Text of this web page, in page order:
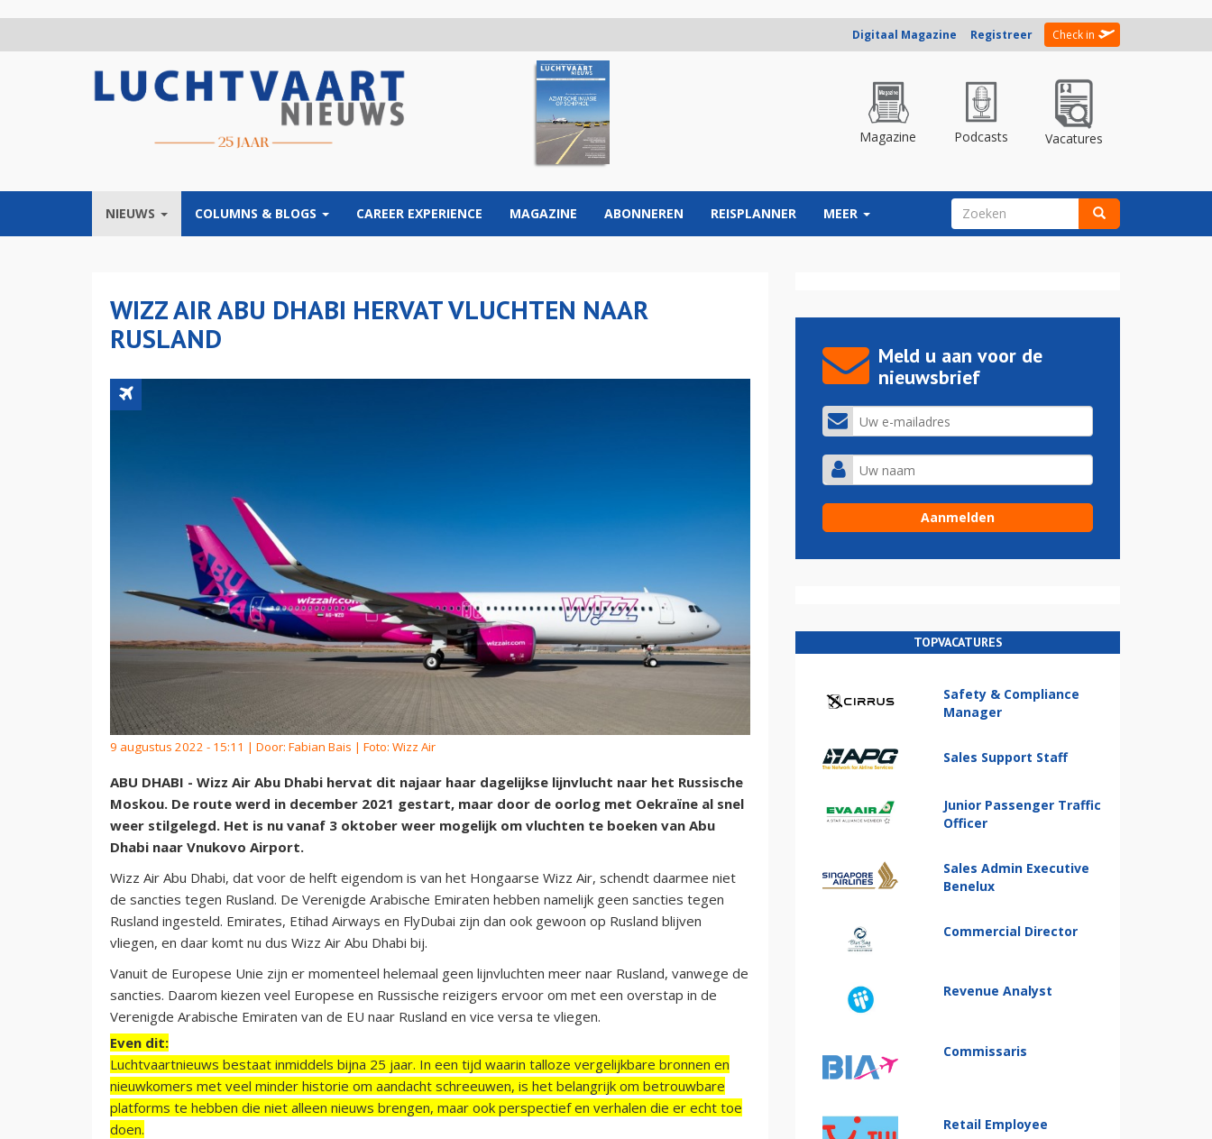
Digitaal Magazine Registreer Check in
Magazine Podcasts Vacatures
NIEUWS COLUMNS & BLOGS CAREER EXPERIENCE MAGAZINE ABONNEREN REISPLANNER MEER ZOEKVELD
WIZZ AIR ABU DHABI HERVAT VLUCHTEN NAAR
RUSLAND
9 augustus 2022 - 15:11 | Door: Fabian Bais | Foto: Wizz Air
ABU DHABI - Wizz Air Abu Dhabi hervat dit najaar haar dagelijkse lijnvlucht naar het Russische
Moskou. De route werd in december 2021 gestart, maar door de oorlog met Oekraïne al snel
weer stilgelegd. Het is nu vanaf 3 oktober weer mogelijk om vluchten te boeken van Abu
Dhabi naar Vnukovo Airport.
Wizz Air Abu Dhabi, dat voor de helft eigendom is van het Hongaarse Wizz Air, schendt daarmee niet
de sancties tegen Rusland. De Verenigde Arabische Emiraten hebben namelijk geen sancties tegen
Rusland ingesteld. Emirates, Etihad Airways en FlyDubai zijn dan ook gewoon op Rusland blijven
vliegen, en daar komt nu dus Wizz Air Abu Dhabi bij.
Vanuit de Europese Unie zijn er momenteel helemaal geen lijnvluchten meer naar Rusland, vanwege de
sancties. Daarom kiezen veel Europese en Russische reizigers ervoor om met een overstap in de
Verenigde Arabische Emiraten van de EU naar Rusland en vice versa te vliegen.
Even dit:
Luchtvaartnieuws bestaat inmiddels bijna 25 jaar. In een tijd waarin talloze vergelijkbare bronnen en
nieuwkomers met veel minder historie om aandacht schreeuwen, is het belangrijk om betrouwbare
platforms te hebben die niet alleen nieuws brengen, maar ook perspectief en verhalen die er echt toe
doen.
Meld u aan voor de
nieuwsbrief
TOPVACATURES
Safety & Compliance
Manager
Sales Support Staff
Junior Passenger Traffic
Officer
Sales Admin Executive
Benelux
Commercial Director
Revenue Analyst
Commissaris
Retail Employee